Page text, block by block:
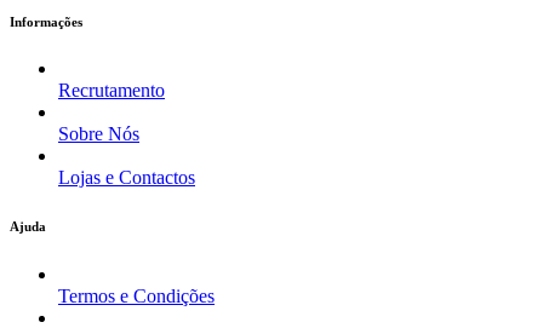
Informações
Recrutamento
Sobre Nós
Lojas e Contactos
Ajuda
Termos e Condições